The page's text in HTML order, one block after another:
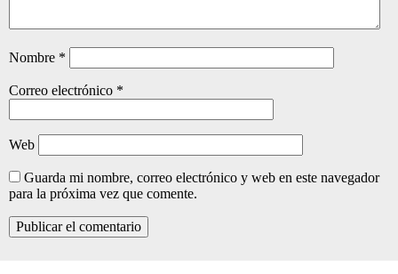
Nombre *
Correo electrónico *
Web
Guarda mi nombre, correo electrónico y web en este navegador
para la próxima vez que comente.